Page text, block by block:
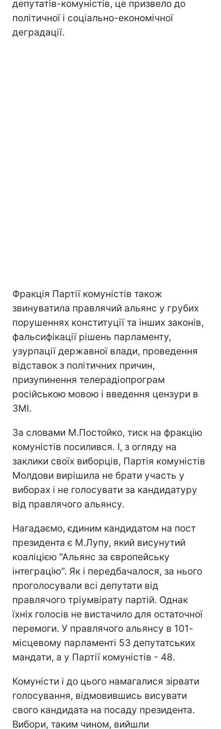
депутатів-комуністів, це призвело до
політичної і соціально-економічної
деградації.
Фракція Партії комуністів також
звинуватила правлячий альянс у грубих
порушеннях конституції та інших законів,
фальсифікації рішень парламенту,
узурпації державної влади, проведення
відставок з політичних причин,
призупинення телерадіопрограм
російською мовою і введення цензури в
ЗМІ.
За словами М.Постойко, тиск на фракцію
комуністів посилився. І, з огляду на
заклики своїх виборців, Партія комуністів
Молдови вирішила не брати участь у
виборах і не голосувати за кандидатуру
від правлячого альянсу.
Нагадаємо, єдиним кандидатом на пост
президента є М.Лупу, який висунутий
коаліцією "Альянс за європейську
інтеграцію". Як і передбачалося, за нього
проголосували всі депутати від
правлячого тріумвірату партій. Однак
їхніх голосів не вистачило для остаточної
перемоги. У правлячого альянсу в 101-
місцевому парламенті 53 депутатських
мандати, а у Партії комуністів - 48.
Комуністи і до цього намагалися зірвати
голосування, відмовившись висувати
свого кандидата на посаду президента.
Вибори, таким чином, вийшли